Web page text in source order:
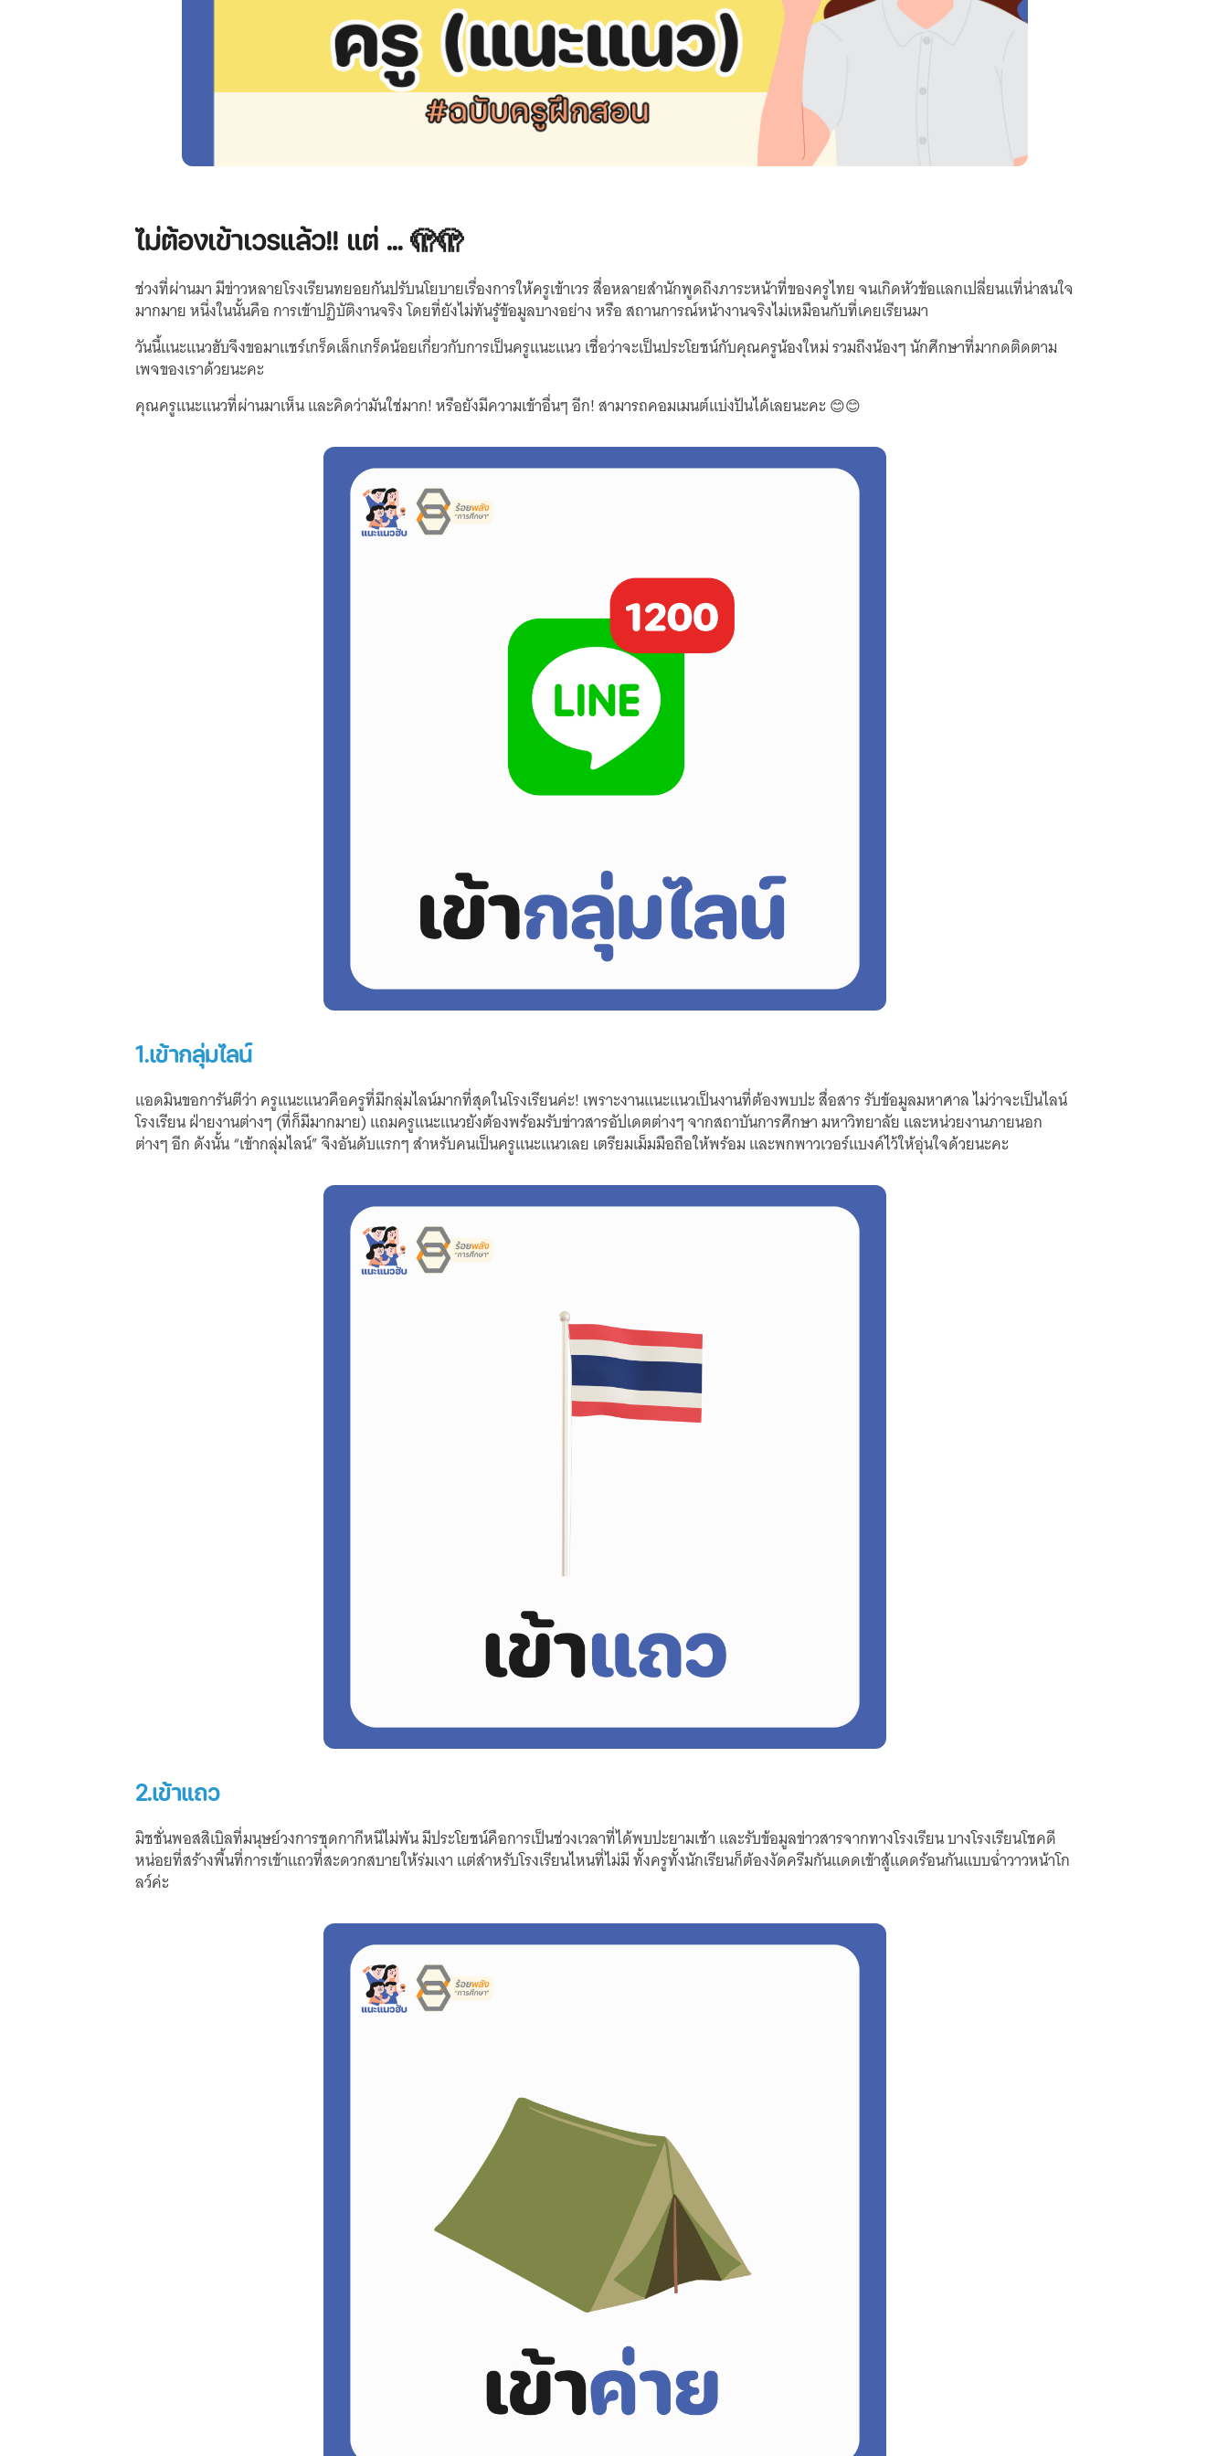
ไม่ต้องเข้าเวรแล้ว!! แต่ … 🫣🫣
ช่วงที่ผ่านมา มีข่าวหลายโรงเรียนทยอยกันปรับนโยบายเรื่องการให้ครูเข้าเวร สื่อหลายสำนักพูดถึงภาระหน้าที่ของครูไทย จนเกิดหัวข้อแลกเปลี่ยนแที่น่าสนใจ
มากมาย หนึ่งในนั้นคือ การเข้าปฏิบัติงานจริง โดยที่ยังไม่ทันรู้ข้อมูลบางอย่าง หรือ สถานการณ์หน้างานจริงไม่เหมือนกับที่เคยเรียนมา
วันนี้แนะแนวฮับจึงขอมาแชร์เกร็ดเล็กเกร็ดน้อยเกี่ยวกับการเป็นครูแนะแนว เชื่อว่าจะเป็นประโยชน์กับคุณครูน้องใหม่ รวมถึงน้องๆ นักศึกษาที่มากดติดตาม
เพจของเราด้วยนะคะ
คุณครูแนะแนวที่ผ่านมาเห็น และคิดว่ามันใช่มาก! หรือยังมีความเข้าอื่นๆ อีก! สามารถคอมเมนต์แบ่งปันได้เลยนะคะ 😊😊
1.เข้ากลุ่มไลน์
แอดมินขอการันตีว่า ครูแนะแนวคือครูที่มีกลุ่มไลน์มากที่สุดในโรงเรียนค่ะ! เพราะงานแนะแนวเป็นงานที่ต้องพบปะ สื่อสาร รับข้อมูลมหาศาล ไม่ว่าจะเป็นไลน์
โรงเรียน ฝ่ายงานต่างๆ (ที่ก็มีมากมาย) แถมครูแนะแนวยังต้องพร้อมรับข่าวสารอัปเดตต่างๆ จากสถาบันการศึกษา มหาวิทยาลัย และหน่วยงานภายนอก
ต่างๆ อีก ดังนั้น “เข้ากลุ่มไลน์” จึงอันดับแรกๆ สำหรับคนเป็นครูแนะแนวเลย เตรียมเม็มมือถือให้พร้อม และพกพาวเวอร์แบงค์ไว้ให้อุ่นใจด้วยนะคะ
2.เข้าแถว
มิชชั่นพอสสิเบิลที่มนุษย์วงการชุดกากีหนีไม่พ้น มีประโยชน์คือการเป็นช่วงเวลาที่ได้พบปะยามเช้า และรับข้อมูลข่าวสารจากทางโรงเรียน บางโรงเรียนโชคดี
หน่อยที่สร้างพื้นที่การเข้าแถวที่สะดวกสบายให้ร่มเงา แต่สำหรับโรงเรียนไหนที่ไม่มี ทั้งครูทั้งนักเรียนก็ต้องงัดครีมกันแดดเข้าสู้แดดร้อนกันแบบฉ่ำวาวหน้าโก
ลว์ค่ะ